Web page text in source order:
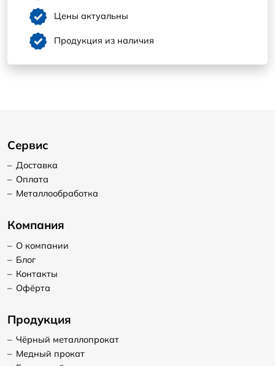
Цены актуальны
Продукция из наличия
Сервис
– Доставка
– Оплата
– Металлообработка
Компания
– О компании
– Блог
– Контакты
– Офёрта
Продукция
– Чёрный металлопрокат
– Медный прокат